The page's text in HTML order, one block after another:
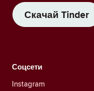
Скачай Tinder
Соцсети
Instagram